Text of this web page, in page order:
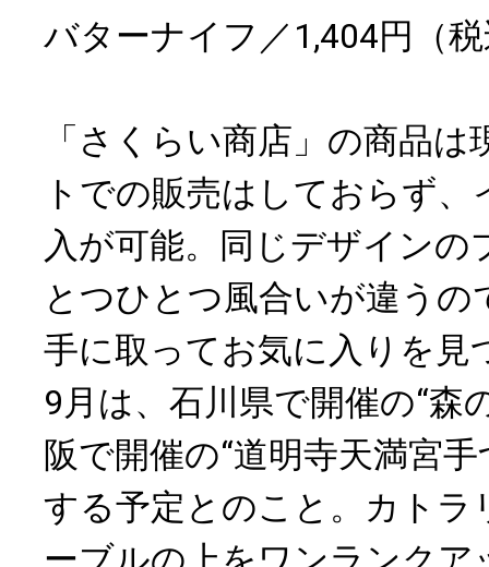
バターナイフ／1,404円（
「さくらい商店」の商品
トでの販売はしておらず
入が可能。同じデザインの
とつひとつ風合いが違うの
手に取ってお気に入りを見
9月は、石川県で開催の“森
阪で開催の“道明寺天満宮
する予定とのこと。カトラ